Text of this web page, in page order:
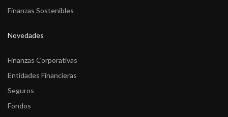
Finanzas Sostenibles
Novedades
Finanzas Corporativas
Entidades Financieras
Seguros
Fondos